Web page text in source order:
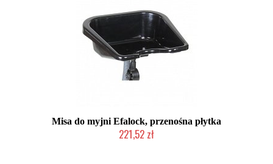
Misa do myjni Efalock, przenośna płytka
221,52 zł